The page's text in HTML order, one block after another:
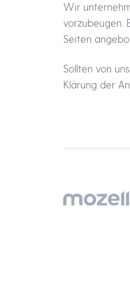
Wir
vorzubeugen.
Seiten
Sollten von
Klärung der